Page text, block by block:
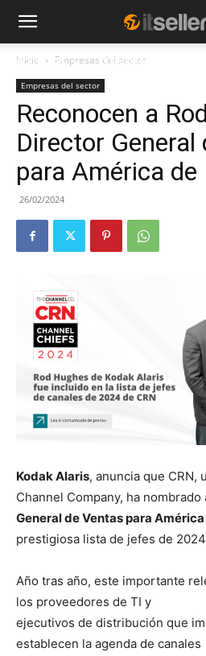
NOTICIAS TENDENCIAS
Inicio Empresas del sector
Empresas del sector
Reconocen a
Director General
para América
26/02/2024
Kodak Alaris, anuncia que CRN,
Channel Company, ha nombrado
General de Ventas para
prestigiosa lista de jefes de
Año tras año, este importante
los proveedores de TI y
ejecutivos de distribución que
establecen la agenda de canales